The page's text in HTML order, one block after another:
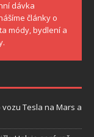
dávka
články o
módy, bydlení a
Tesla na Mars a